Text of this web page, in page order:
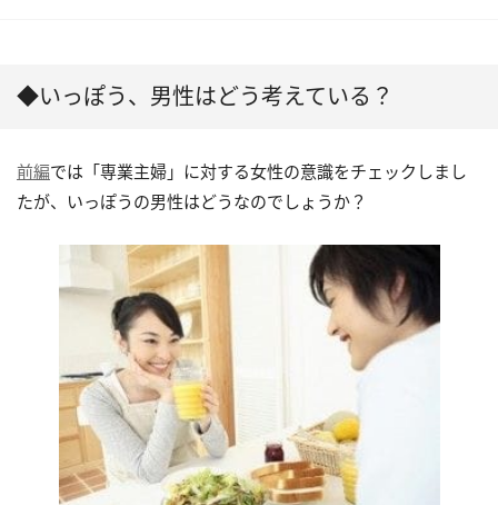
◆いっぽう、男性はどう考えている？
前編では「専業主婦」に対する女性の意識をチェックしまし
たが、いっぽうの男性はどうなのでしょうか？